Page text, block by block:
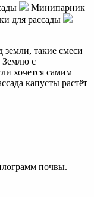
Минипарник
для рассады
земли, такие смеси
Землю с
хочется самим
капусты растёт
почвы.